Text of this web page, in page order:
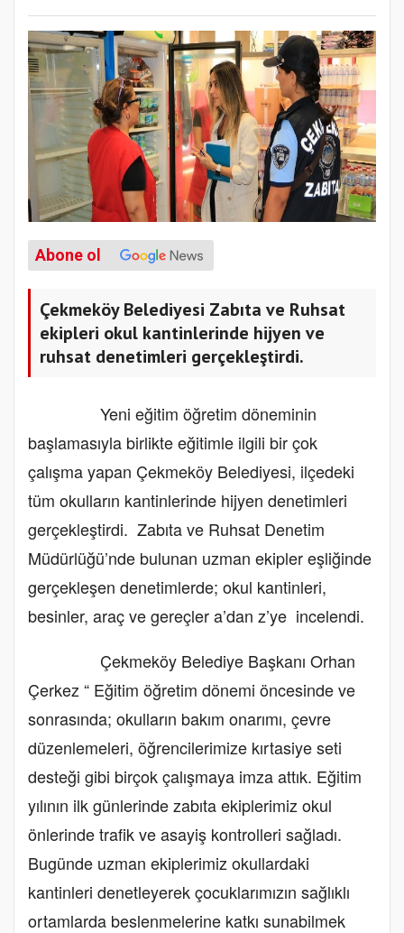
Abone ol
Çekmeköy Belediyesi Zabıta ve Ruhsat
ekipleri okul kantinlerinde hijyen ve
ruhsat denetimleri gerçekleştirdi.
Yeni eğitim öğretim döneminin
başlamasıyla birlikte eğitimle ilgili bir çok
çalışma yapan Çekmeköy Belediyesi, ilçedeki
tüm okulların kantinlerinde hijyen denetimleri
gerçekleştirdi. Zabıta ve Ruhsat Denetim
Müdürlüğü’nde bulunan uzman ekipler eşliğinde
gerçekleşen denetimlerde; okul kantinleri,
besinler, araç ve gereçler a’dan z’ye incelendi.
Çekmeköy Belediye Başkanı Orhan
Çerkez “ Eğitim öğretim dönemi öncesinde ve
sonrasında; okulların bakım onarımı, çevre
düzenlemeleri, öğrencilerimize kırtasiye seti
desteği gibi birçok çalışmaya imza attık. Eğitim
yılının ilk günlerinde zabıta ekiplerimiz okul
önlerinde trafik ve asayiş kontrolleri sağladı.
Bugünde uzman ekiplerimiz okullardaki
kantinleri denetleyerek çocuklarımızın sağlıklı
ortamlarda beslenmelerine katkı sunabilmek